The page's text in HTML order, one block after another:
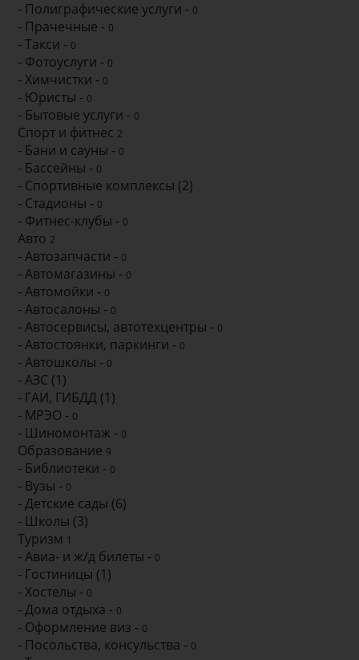
- Полиграфические услуги - 0
- Прачечные - 0
- Такси - 0
- Фотоуслуги - 0
- Химчистки - 0
- Юристы - 0
- Бытовые услуги - 0
Спорт и фитнес 2
- Бани и сауны - 0
- Бассейны - 0
- Спортивные комплексы (2)
- Стадионы - 0
- Фитнес-клубы - 0
Авто 2
- Автозапчасти - 0
- Автомагазины - 0
- Автомойки - 0
- Автосалоны - 0
- Автосервисы, автотехцентры - 0
- Автостоянки, паркинги - 0
- Автошколы - 0
- АЗС (1)
- ГАИ, ГИБДД (1)
- МРЭО - 0
- Шиномонтаж - 0
Образование 9
- Библиотеки - 0
- Вузы - 0
- Детские сады (6)
- Школы (3)
Туризм 1
- Авиа- и ж/д билеты - 0
- Гостиницы (1)
- Хостелы - 0
- Дома отдыха - 0
- Оформление виз - 0
- Посольства, консульства - 0